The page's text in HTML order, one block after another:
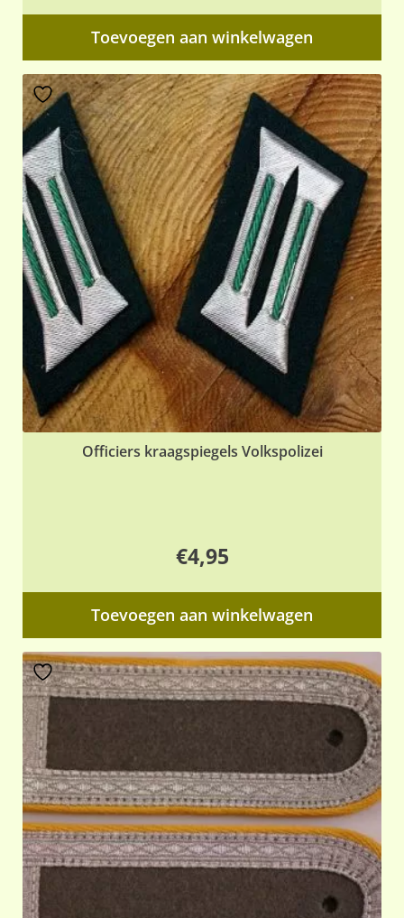
Toevoegen aan winkelwagen
Officiers kraagspiegels Volkspolizei
€4,95
Toevoegen aan winkelwagen